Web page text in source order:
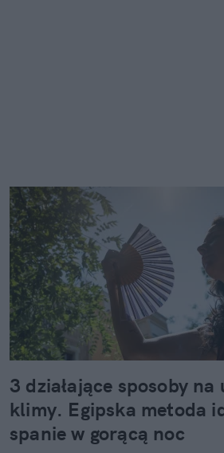
3 działające sposoby na
klimy. Egipska metoda
spanie w gorącą noc